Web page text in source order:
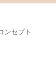
ンセプト